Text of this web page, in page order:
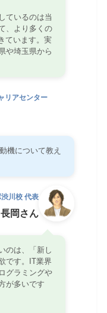
ているのは当
、より多くの
ています。実
や埼玉県から
リアセンター
機について教え
川校 代表
長岡さん
のは、「新し
です。IT業界
グラミングや
が多いです